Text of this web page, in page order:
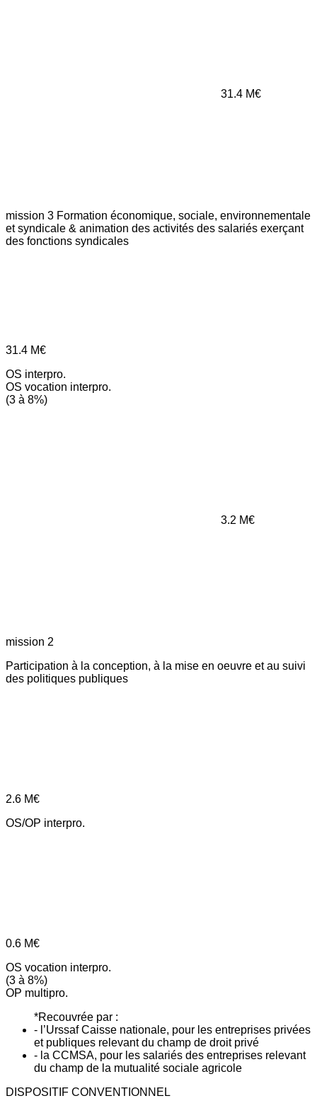
31.4 M€
mission 3 Formation économique, sociale, environnementale
et syndicale & animation des activités des salariés exerçant
des fonctions syndicales
31.4 M€
OS interpro.
OS vocation interpro.
(3 à 8%)
3.2 M€
mission 2
Participation à la conception, à la mise en oeuvre et au suivi
des politiques publiques
2.6 M€
OS/OP interpro.
0.6 M€
OS vocation interpro.
(3 à 8%)
OP multipro.
*Recouvrée par :
- l’Urssaf Caisse nationale, pour les entreprises privées
et publiques relevant du champ de droit privé
- la CCMSA, pour les salariés des entreprises relevant
du champ de la mutualité sociale agricole
DISPOSITIF CONVENTIONNEL